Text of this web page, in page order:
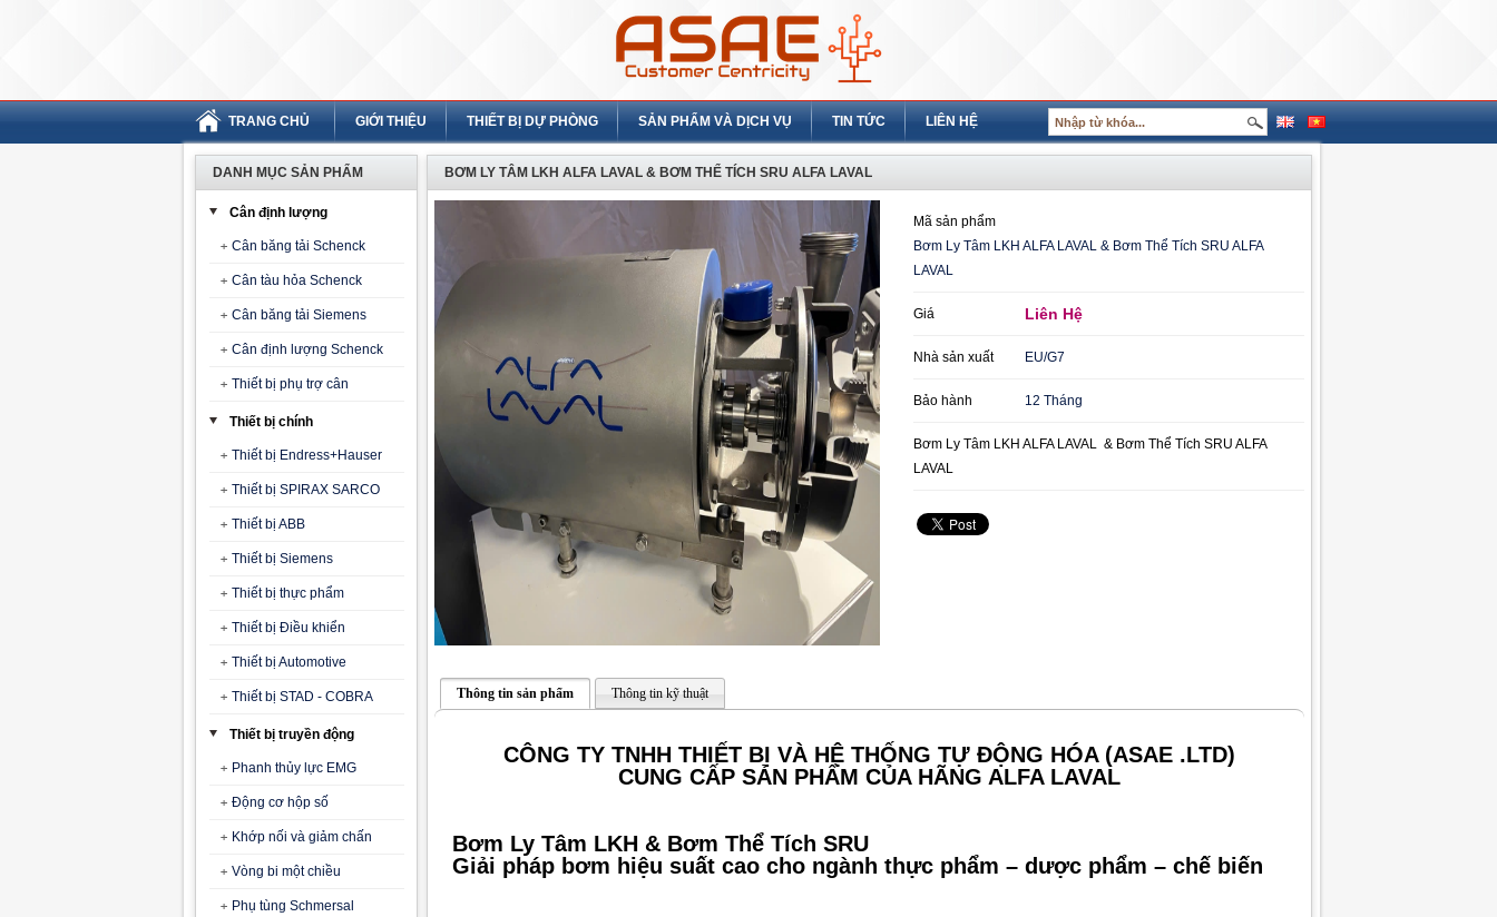
TRANG CHỦ GIỚI THIỆU THIẾT BỊ DỰ PHÒNG SẢN PHẨM VÀ DỊCH VỤ TIN TỨC LIÊN HỆ
DANH MỤC SẢN PHẨM
Cân định lượng
Cân băng tải Schenck
Cân tàu hỏa Schenck
Cân băng tải Siemens
Cân định lượng Schenck
Thiết bị phụ trợ cân
Thiết bị chính
Thiết bị Endress+Hauser
Thiết bị SPIRAX SARCO
Thiết bị ABB
Thiết bị Siemens
Thiết bị thực phẩm
Thiết bị Điều khiển
Thiết bị Automotive
Thiết bị STAD - COBRA
Thiết bị truyền động
Phanh thủy lực EMG
Động cơ hộp số
Khớp nối và giảm chấn
Vòng bi một chiều
Phụ tùng Schmersal
BƠM LY TÂM LKH ALFA LAVAL & BƠM THỂ TÍCH SRU ALFA LAVAL
Mã sản phẩm
Bơm Ly Tâm LKH ALFA LAVAL & Bơm Thể Tích SRU ALFA
LAVAL
Giá Liên Hệ
Nhà sản xuất EU/G7
Bảo hành 12 Tháng
Bơm Ly Tâm LKH ALFA LAVAL & Bơm Thể Tích SRU ALFA
LAVAL
Thông tin sản phẩm Thông tin kỹ thuật
CÔNG TY TNHH THIẾT BỊ VÀ HỆ THỐNG TỰ ĐỘNG HÓA (ASAE .LTD)
CUNG CẤP SẢN PHẨM CỦA HÃNG ALFA LAVAL
Bơm Ly Tâm LKH & Bơm Thể Tích SRU
Giải pháp bơm hiệu suất cao cho ngành thực phẩm – dược phẩm – chế biến